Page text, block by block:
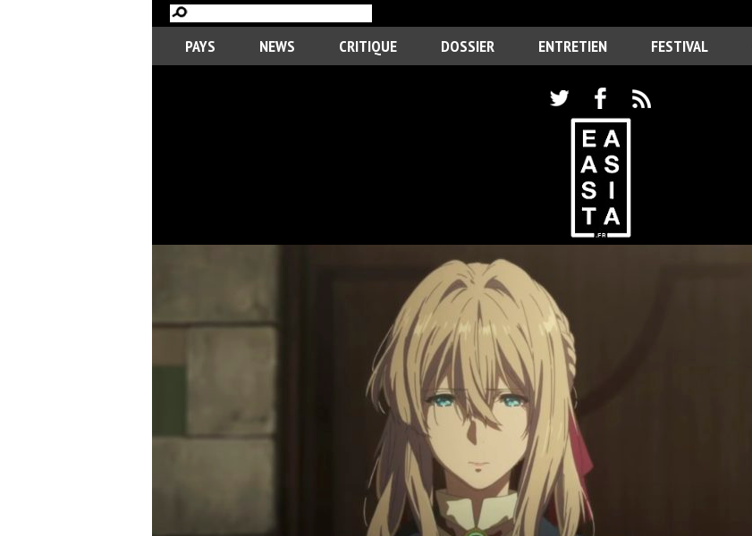
PAYS NEWS CRITIQUE DOSSIER ENTRETIEN FESTIVAL